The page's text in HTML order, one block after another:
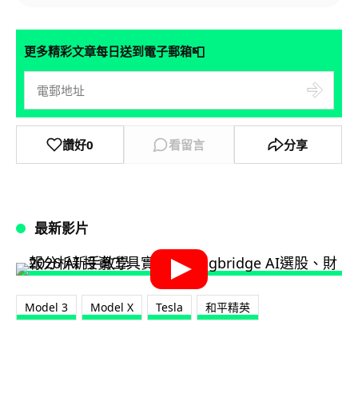
更多精彩文章每日送到電子郵箱📮
讚好0 看留言 分享
最新影片
Model 3 Model X Tesla 和平精英